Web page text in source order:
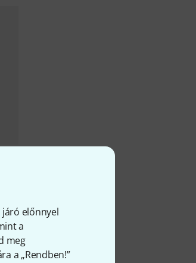
járó előnnyel
a
meg
a „Rendben!”